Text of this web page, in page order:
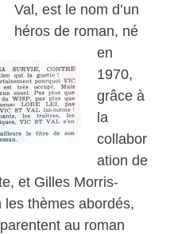
Val, est le nom d’un
héros de roman, né
en
1970,
grâce à
la
collabor
ation de
et Gilles Morris-
les thèmes abordés,
au roman